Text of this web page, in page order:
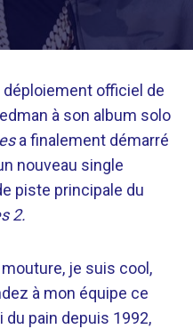
officiel de
à son album solo
a finalement démarré
nouveau single
piste principale du
2.
je suis cool,
à mon équipe ce
du pain depuis 1992,